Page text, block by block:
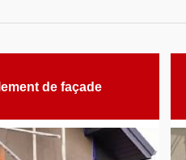
de façade